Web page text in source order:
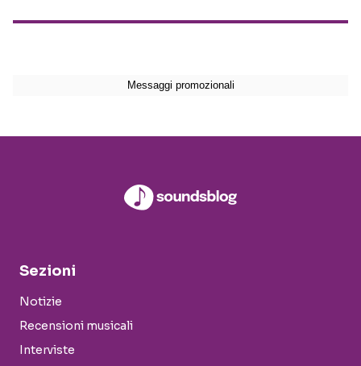
Sezioni
Notizie
Recensioni musicali
Interviste